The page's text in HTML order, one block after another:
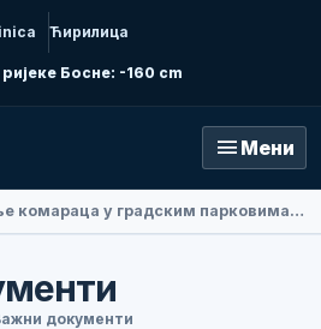
Ћирилица
Босне: -160 cm
menu Мени
Амбасадорка Народне Републике Кине у БиХ Ли Фан посјетила Добој
документи